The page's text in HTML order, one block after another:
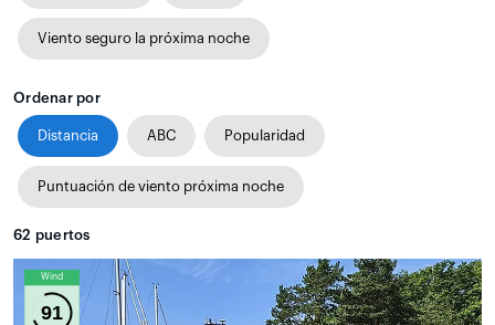
Viento seguro la próxima noche
Ordenar por
Distancia ABC Popularidad
Puntuación de viento próxima noche
62 puertos
Wind
91